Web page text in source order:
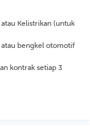
Kelistrikan (untuk
bengkel otomotif
kontrak setiap 3